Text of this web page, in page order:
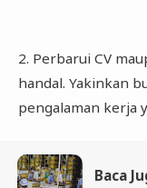
2. Perbarui CV
handal. Yakinkan
pengalaman kerja
Baca